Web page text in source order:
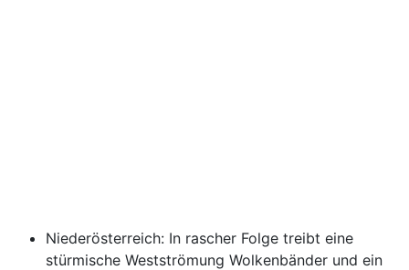
Niederösterreich: In rascher Folge treibt eine
stürmische Westströmung Wolkenbänder und ein